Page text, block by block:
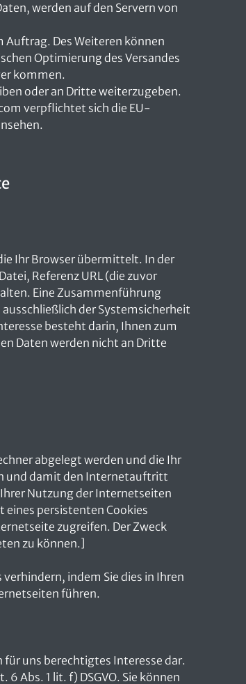
werden auf den Servern von
Des Weiteren können
Optimierung des Versandes
kommen.
oder an Dritte weiterzugeben.
verpflichtet sich die EU-
Ihr Browser übermittelt. In der
Referenz URL (die zuvor
Eine Zusammenführung
der Systemsicherheit
besteht darin, Ihnen zum
Daten werden nicht an Dritte
abgelegt werden und die Ihr
und damit den Internetauftritt
Nutzung der Internetseiten
persistenten Cookies
zugreifen. Der Zweck
zu können.]
indem Sie dies in Ihren
führen.
für uns berechtigtes Interesse dar.
Abs. 1 lit. f) DSGVO. Sie können